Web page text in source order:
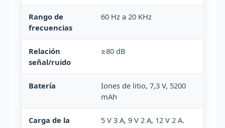
Rango de
frecuencias
60 Hz a 20 KHz
Relación
señal/ruido
≥80 dB
Batería
Iones de litio, 7,3 V, 5200
mAh
Carga de la
5 V 3 A, 9 V 2 A, 12 V 2 A.